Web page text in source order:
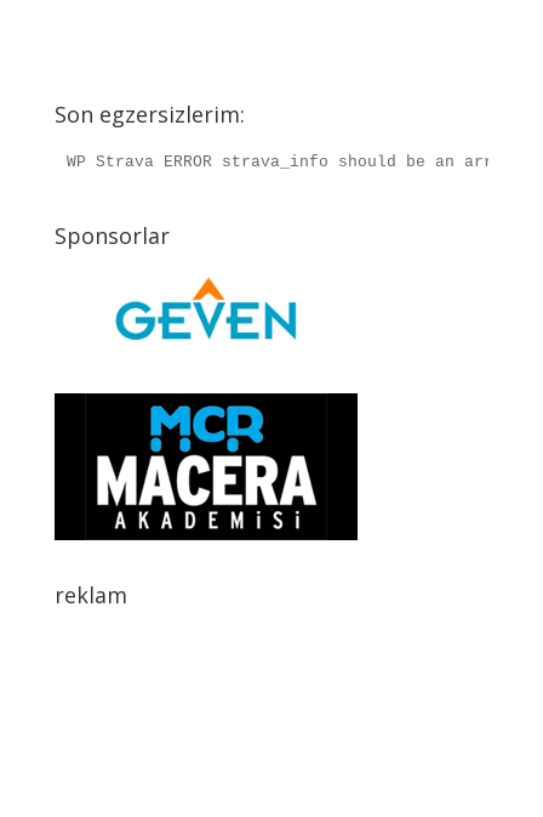
Son egzersizlerim:
WP Strava ERROR strava_info should be an
Sponsorlar
reklam